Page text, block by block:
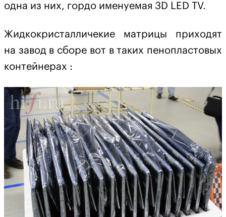
одна из них, гордо именуемая 3D LED TV.
Жидкокристалличекие матрицы приходят
на завод в сборе вот в таких пенопластовых
контейнерах :